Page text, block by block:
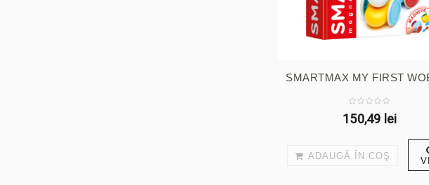
SMARTMAX MY FIRST
150,49 lei
ADAUGĂ ÎN COŞ